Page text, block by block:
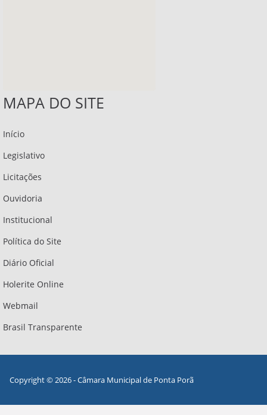
MAPA DO SITE
Início
Legislativo
Licitações
Ouvidoria
Institucional
Política do Site
Diário Oficial
Holerite Online
Webmail
Brasil Transparente
Copyright © 2026 - Câmara Municipal de Ponta Porã